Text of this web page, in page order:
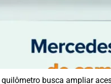
busca ampliar